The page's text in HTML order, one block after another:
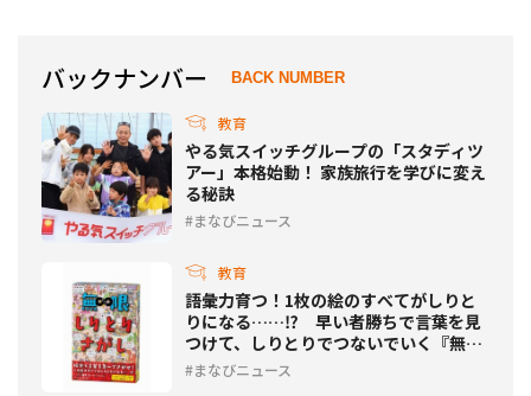
バックナンバー BACK NUMBER
教育
やる気スイッチグループの「スタディツ
アー」本格始動！ 家族旅行を学びに変え
る秘訣
まなびニュース
教育
語彙力育つ！1枚の絵のすべてがしりと
りになる……⁉ 早い者勝ちで言葉を見
つけて、しりとりでつないでいく『無限
しりとりさがし』発売
まなびニュース